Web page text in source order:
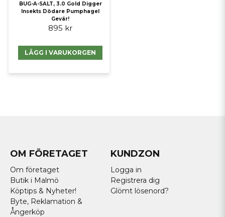
BUG-A-SALT, 3.0 Gold Digger
Insekts Dödare Pumphagel
Gevär!
895 kr
LÄGG I VARUKORGEN
OM FÖRETAGET
Om företaget
Butik i Malmö
Köptips & Nyheter!
Byte, Reklamation &
Ångerköp
KUNDZON
Logga in
Registrera dig
Glömt lösenord?